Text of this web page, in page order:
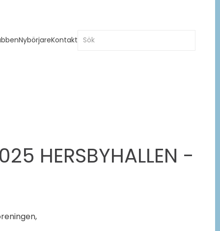
NybörjareKontakt
HERSBYHALLEN -